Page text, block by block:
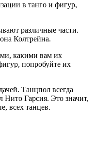
в танго и фигур,
различные части.
Колтрейна.
какими вам их
попробуйте их
Танцпол всегда
Нито Гарсия. Это значит,
всех танцев.